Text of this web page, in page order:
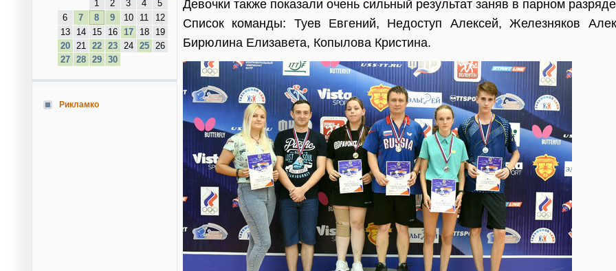
1
2 3 4
5
6
7 8 9 10 11
12
13
14 15 16 17 18
19
20
21 22 23 24 25
26
27
28 29 30
Рикламко
Девочки также показали очень сильный результат заняв в парном
Список команды: Туев Евгений, Недоступ Алексей, Железняков
Бирюлина Елизавета, Копылова Кристина.